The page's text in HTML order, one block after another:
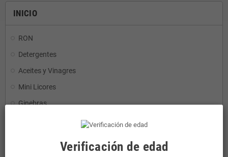
INICIO
RON
Detergentes
Aceites y Vinagres
Mini Licores
Ginebras
Verificación de edad